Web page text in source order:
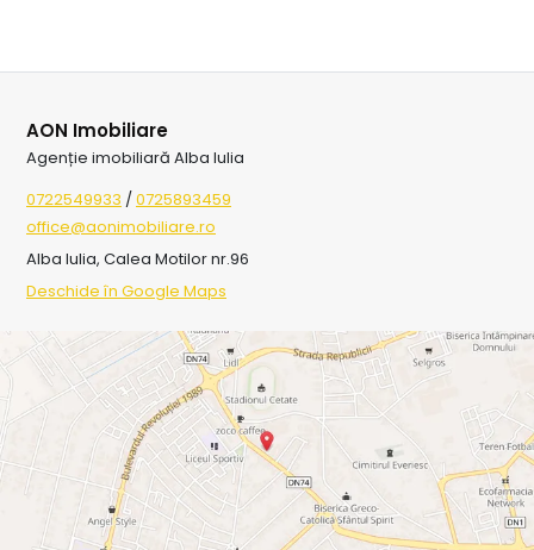
AON Imobiliare
Agenție imobiliară Alba Iulia
0722549933 / 0725893459
office@aonimobiliare.ro
Alba Iulia, Calea Motilor nr.96
Deschide în Google Maps